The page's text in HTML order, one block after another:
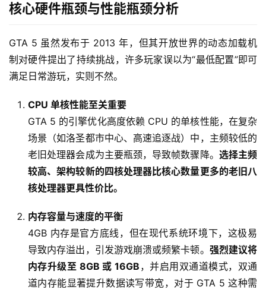
核心硬件瓶颈与性能瓶颈分析
GTA 5 虽然发布于 2013 年，但其开放世界的动态加载机
制对硬件提出了持续挑战，许多玩家误以为“最低配置”即可
满足日常游玩，实则不然。
CPU 单核性能至关重要
GTA 5 的引擎优化高度依赖 CPU 的单核性能，在复杂
场景（如洛圣都市中心、高速追逐战）中，主频较低的
老旧处理器会成为主要瓶颈，导致帧数骤降。 选择主频
较高、架构较新的四核处理器比核心数量更多的老旧八
核处理器更具性价比。
内存容量与速度的平衡
4GB 内存是官方底线，但在现代系统环境下，这极易
导致内存溢出，引发游戏崩溃或频繁卡顿。 强烈建议将
内存升级至 8GB 或 16GB ，并启用双通道模式，双通
道内存能显著提升数据读写带宽，对于 GTA 5 这种需